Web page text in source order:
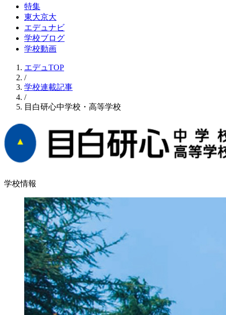
特集
東大京大
エデュナビ
学校ブログ
学校動画
エデュTOP
/
学校連載記事
/
目白研心中学校・高等学校
学校情報